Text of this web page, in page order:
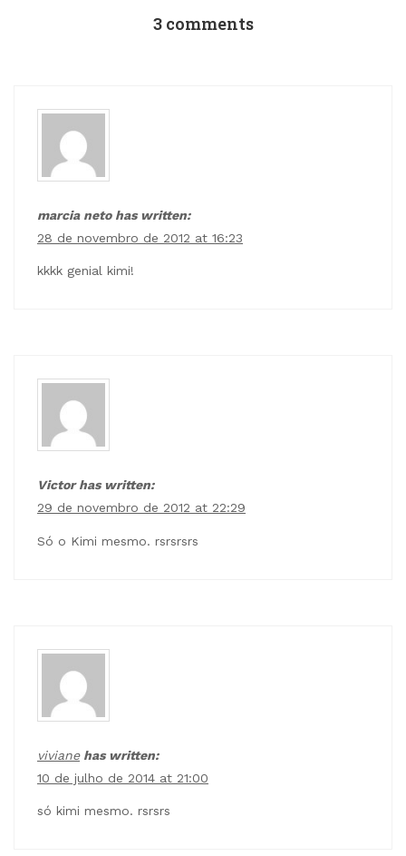
3 comments
marcia neto has written:
28 de novembro de 2012 at 16:23
kkkk genial kimi!
Victor has written:
29 de novembro de 2012 at 22:29
Só o Kimi mesmo. rsrsrsrs
vivianehas written:
10 de julho de 2014 at 21:00
só kimi mesmo. rsrsrs